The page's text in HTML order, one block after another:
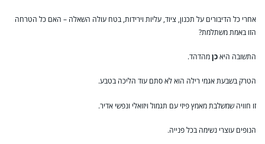
אחרי כל הדיבורים על תכנון, ציוד, עליות וירידות, בטח עולה השאלה – האם כל הטרחה
הזו באמת משתלמת?
התשובה היאכןמהדהד.
הטרק בשבעת אגמי רילה הוא לא סתם עוד הליכה בטבע.
זו חוויה שמשלבת מאמץ פיזי עם תגמול ויזואלי ונפשי אדיר.
הנופים עוצרי נשימה בכל פנייה.